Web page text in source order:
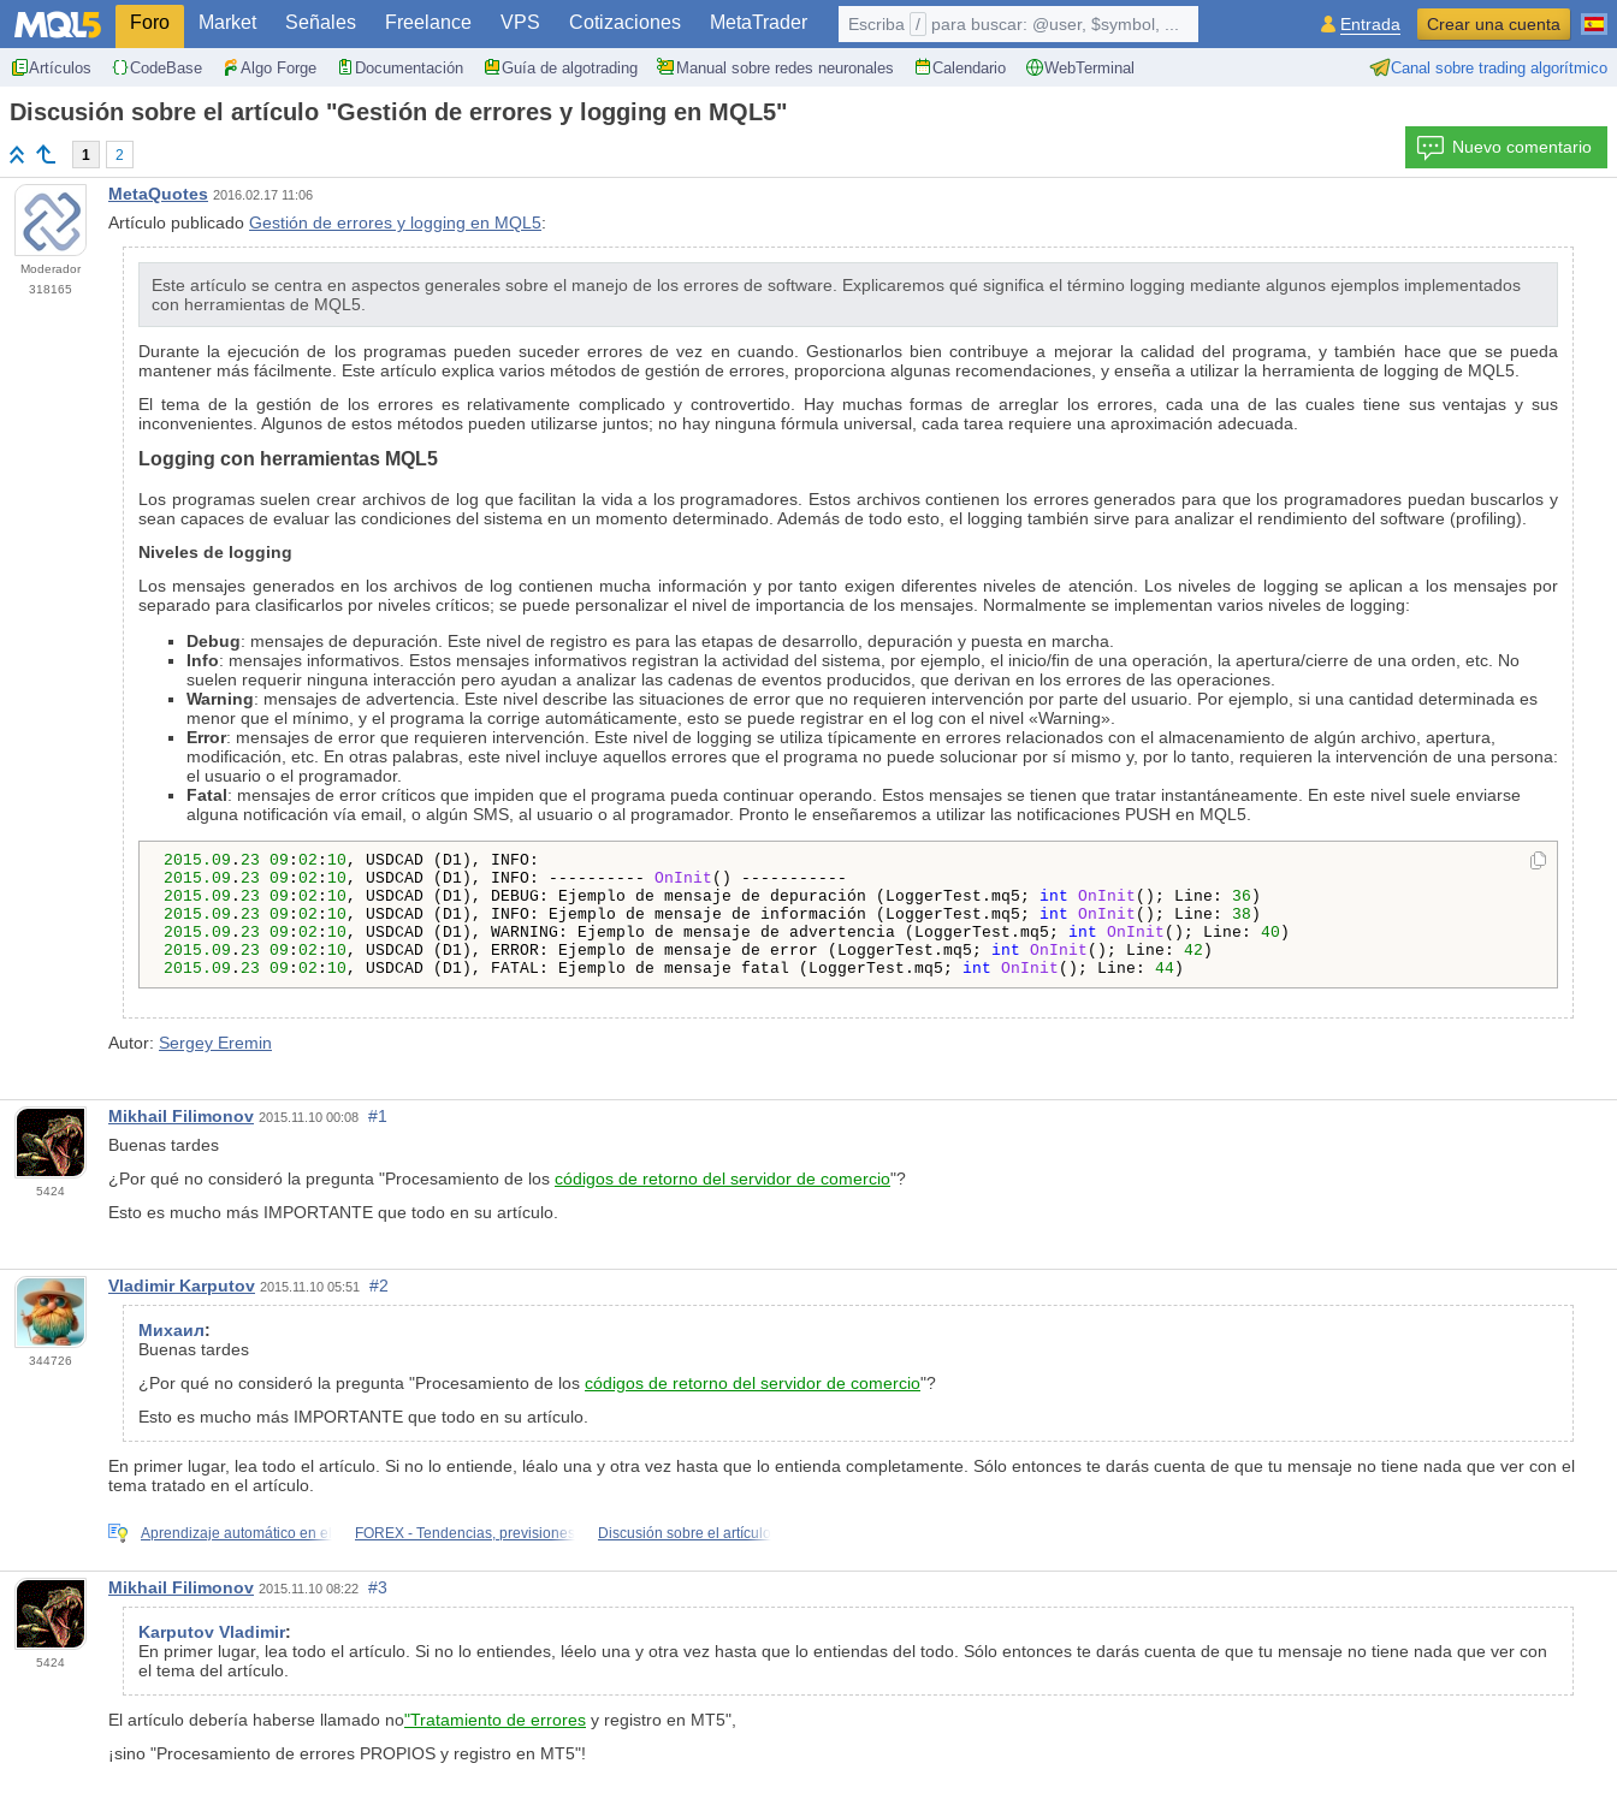
Foro Market Señales Freelance VPS Cotizaciones MetaTrader
Artículos CodeBase Algo Forge Documentación Guía de algotrading Manual sobre redes neuronales Calendario WebTerminal Canal sobre trading algorítmico
Escriba / para buscar: @user, $symbol, ... Entrada Crear una cuenta
Discusión sobre el artículo "Gestión de errores y logging en MQL5"
1 2 Nuevo comentario
Moderador
318165
MetaQuotes 2016.02.17 11:06
Artículo publicado Gestión de errores y logging en MQL5:
Este artículo se centra en aspectos generales sobre el manejo de los errores de software. Explicaremos qué significa el término logging mediante algunos ejemplos implementados
con herramientas de MQL5.
Durante la ejecución de los programas pueden suceder errores de vez en cuando. Gestionarlos bien contribuye a mejorar la calidad del programa, y también hace que se pueda
mantener más fácilmente. Este artículo explica varios métodos de gestión de errores, proporciona algunas recomendaciones, y enseña a utilizar la herramienta de logging de MQL5.
El tema de la gestión de los errores es relativamente complicado y controvertido. Hay muchas formas de arreglar los errores, cada una de las cuales tiene sus ventajas y sus
inconvenientes. Algunos de estos métodos pueden utilizarse juntos; no hay ninguna fórmula universal, cada tarea requiere una aproximación adecuada.
Logging con herramientas MQL5
Los programas suelen crear archivos de log que facilitan la vida a los programadores. Estos archivos contienen los errores generados para que los programadores puedan buscarlos y
sean capaces de evaluar las condiciones del sistema en un momento determinado. Además de todo esto, el logging también sirve para analizar el rendimiento del software (profiling).
Niveles de logging
Los mensajes generados en los archivos de log contienen mucha información y por tanto exigen diferentes niveles de atención. Los niveles de logging se aplican a los mensajes por
separado para clasificarlos por niveles críticos; se puede personalizar el nivel de importancia de los mensajes. Normalmente se implementan varios niveles de logging:
Debug: mensajes de depuración. Este nivel de registro es para las etapas de desarrollo, depuración y puesta en marcha.
Info: mensajes informativos. Estos mensajes informativos registran la actividad del sistema, por ejemplo, el inicio/fin de una operación, la apertura/cierre de una orden, etc. No
suelen requerir ninguna interacción pero ayudan a analizar las cadenas de eventos producidos, que derivan en los errores de las operaciones.
Warning: mensajes de advertencia. Este nivel describe las situaciones de error que no requieren intervención por parte del usuario. Por ejemplo, si una cantidad determinada es
menor que el mínimo, y el programa la corrige automáticamente, esto se puede registrar en el log con el nivel «Warning».
Error: mensajes de error que requieren intervención. Este nivel de logging se utiliza típicamente en errores relacionados con el almacenamiento de algún archivo, apertura,
modificación, etc. En otras palabras, este nivel incluye aquellos errores que el programa no puede solucionar por sí mismo y, por lo tanto, requieren la intervención de una persona:
el usuario o el programador.
Fatal: mensajes de error críticos que impiden que el programa pueda continuar operando. Estos mensajes se tienen que tratar instantáneamente. En este nivel suele enviarse
alguna notificación vía email, o algún SMS, al usuario o al programador. Pronto le enseñaremos a utilizar las notificaciones PUSH en MQL5.
2015.09 . 23 09 : 02 : 10
2015.09 . 23 09 : 02 : 10 , USDCAD (D1), INFO: ---------- OnInit
2015.09 . 23 09 : 02 : 10 , USDCAD (D1), DEBUG: Ejemplo de mensaje de depuración (LoggerTest.mq5; int OnInit (); Line: 36
2015.09 . 23 09 : 02 : 10 , USDCAD (D1), INFO: Ejemplo de mensaje de información (LoggerTest.mq5; int OnInit (); Line: 38
2015.09 . 23 09 : 02 : 10 , USDCAD (D1), WARNING: Ejemplo de mensaje de advertencia (LoggerTest.mq5; int OnInit (); Line: 40
2015.09 . 23 09 : 02 : 10 , USDCAD (D1), ERROR: Ejemplo de mensaje de error (LoggerTest.mq5; int OnInit (); Line: 42
2015.09 . 23 09 : 02 : 10 , USDCAD (D1), FATAL: Ejemplo de mensaje fatal (LoggerTest.mq5; int OnInit (); Line: 44
Autor: Sergey Eremin
5424
Mikhail Filimonov 2015.11.10 00:08
#1
Buenas tardes
¿Por qué no consideró la pregunta "Procesamiento de los códigos de retorno del servidor de comercio"?
Esto es mucho más IMPORTANTE que todo en su artículo.
344726
Vladimir Karputov 2015.11.10 05:51 #2
Михаил:
Buenas tardes
¿Por qué no consideró la pregunta "Procesamiento de los códigos de retorno del servidor de comercio"?
Esto es mucho más IMPORTANTE que todo en su artículo.
En primer lugar, lea todo el artículo. Si no lo entiende, léalo una y otra vez hasta que lo entienda completamente. Sólo entonces te darás cuenta de que tu mensaje no tiene nada que ver con el
tema tratado en el artículo.
Aprendizaje automático en el FOREX - Tendencias, previsiones Discusión sobre el artículo
5424
Mikhail Filimonov 2015.11.10 08:22 #3
Karputov Vladimir:
En primer lugar, lea todo el artículo. Si no lo entiendes, léelo una y otra vez hasta que lo entiendas del todo. Sólo entonces te darás cuenta de que tu mensaje no tiene nada que ver con
el tema del artículo.
El artículo debería haberse llamado no"Tratamiento de errores y registro en MT5",
¡sino "Procesamiento de errores PROPIOS y registro en MT5"!